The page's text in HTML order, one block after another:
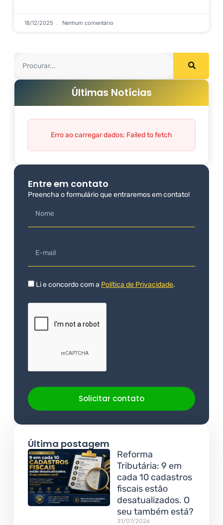
18/12/2025 Nenhum comentário
Últimas Notícias
Erro ao carregar dados: Failed to fetch
Entre em contato
Preencha o formulário que entraremos em contato!
Li e concordo com a Política de Privacidade.
Solicitar contato
Última postagem
Reforma
Tributária: 9 em
cada 10 cadastros
fiscais estão
desatualizados. O
seu também está?
31/07/2026